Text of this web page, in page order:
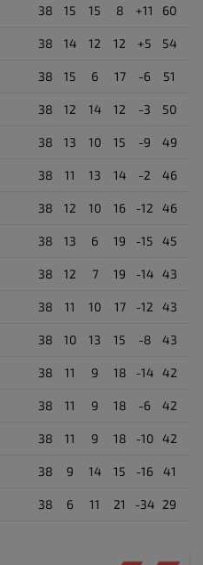
38 15 15 8 +11 60
38 14 12 12 +5 54
38 15 6 17 -6 51
38 12 14 12 -3 50
38 13 10 15 -9 49
38 11 13 14 -2 46
38 12 10 16 -12 46
38 13 6 19 -15 45
38 12 7 19 -14 43
38 11 10 17 -12 43
38 10 13 15 -8 43
38 11 9 18 -14 42
38 11 9 18 -6 42
38 11 9 18 -10 42
38 9 14 15 -16 41
38 6 11 21 -34 29